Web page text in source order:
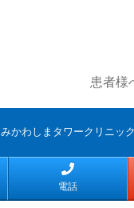
患者様
みかわしまタワークリニック
電話